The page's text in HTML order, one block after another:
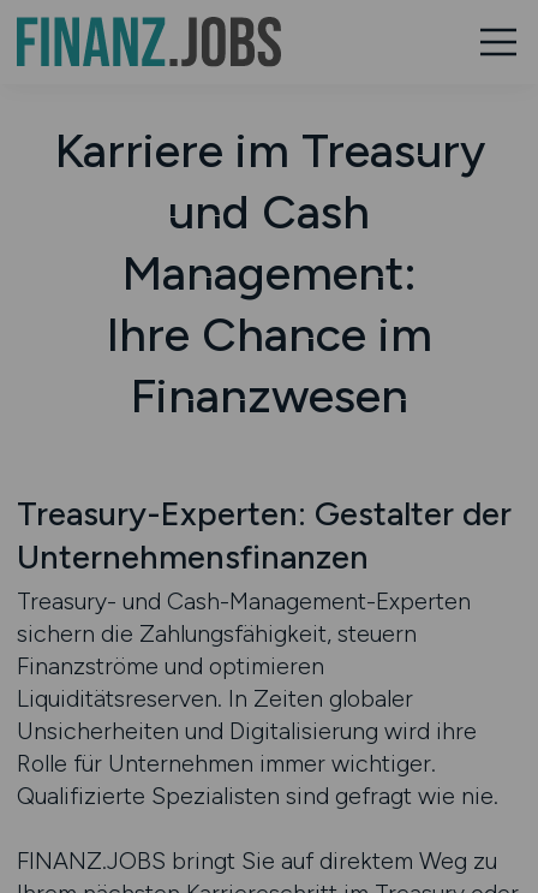
Karriere im Treasury
und Cash
Management:
Ihre Chance im
Finanzwesen
Treasury-Experten: Gestalter der
Unternehmensfinanzen
Treasury- und Cash-Management-Experten
sichern die Zahlungsfähigkeit, steuern
Finanzströme und optimieren
Liquiditätsreserven. In Zeiten globaler
Unsicherheiten und Digitalisierung wird ihre
Rolle für Unternehmen immer wichtiger.
Qualifizierte Spezialisten sind gefragt wie nie.
FINANZ.JOBS bringt Sie auf direktem Weg zu